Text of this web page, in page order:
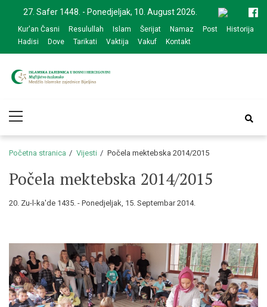
navigation
content
27. Safer 1448. - Ponedjeljak, 10. August 2026.
Kur'an Časni Resulullah Islam Šerijat Namaz Post
Historija
Hadisi
Dove Tarikati Vaktija Vakuf Kontakt
zajednice Bijeljina
Menu
Početna stranica Vijesti Počela mektebska 2014/2015
Počela mektebska 2014/2015
20. Zu-l-ka'de 1435. - Ponedjeljak, 15. Septembar 2014.